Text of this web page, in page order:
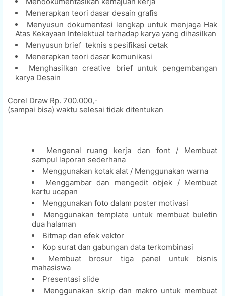
Menerapkan teori dasar desain grafis
Menyusun dokumentasi lengkap untuk menjaga Hak
Atas Kekayaan Intelektual terhadap karya yang dihasilkan
Menyusun brief teknis spesifikasi cetak
Menerapkan teori dasar komunikasi
Menghasilkan creative brief untuk pengembangan
karya Desain
Corel Draw Rp. 700.000,-
(sampai bisa) waktu selesai tidak ditentukan
Mengenal ruang kerja dan font / Membuat
sampul laporan sederhana
Menggunakan kotak alat / Menggunakan warna
Menggambar dan mengedit objek / Membuat
kartu ucapan
Menggunakan foto dalam poster motivasi
Menggunakan template untuk membuat buletin
dua halaman
Bitmap dan efek vektor
Kop surat dan gabungan data terkombinasi
Membuat brosur tiga panel untuk bisnis
mahasiswa
Presentasi slide
Menggunakan skrip dan makro untuk membuat